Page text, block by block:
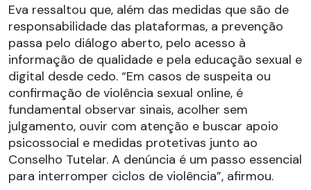
Eva ressaltou que, além das medidas que são de
responsabilidade das plataformas, a prevenção
passa pelo diálogo aberto, pelo acesso à
informação de qualidade e pela educação sexual e
digital desde cedo. “Em casos de suspeita ou
confirmação de violência sexual online, é
fundamental observar sinais, acolher sem
julgamento, ouvir com atenção e buscar apoio
psicossocial e medidas protetivas junto ao
Conselho Tutelar. A denúncia é um passo essencial
para interromper ciclos de violência”, afirmou.